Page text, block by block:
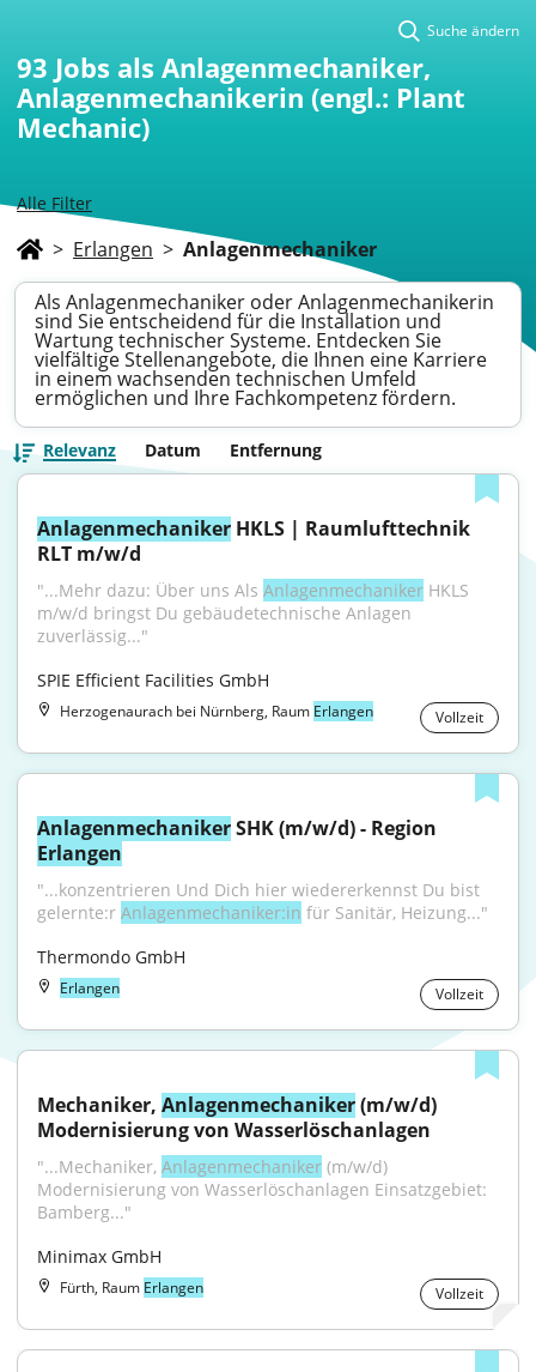
Alle Filter
Suche ändern
93 Jobs als Anlagenmechaniker,
Anlagenmechanikerin (engl.: Plant
Mechanic)
> Erlangen > Anlagenmechaniker
Als Anlagenmechaniker oder Anlagenmechanikerin
sind Sie entscheidend für die Installation und
Wartung technischer Systeme. Entdecken Sie
vielfältige Stellenangebote, die Ihnen eine Karriere
in einem wachsenden technischen Umfeld
ermöglichen und Ihre Fachkompetenz fördern.
Relevanz Datum Entfernung
Anlagenmechaniker HKLS | Raumlufttechnik
RLT m/w/d
"...Mehr dazu: Über uns Als Anlagenmechaniker HKLS
m/w/d bringst Du gebäudetechnische Anlagen
zuverlässig..."
SPIE Efficient Facilities GmbH
Herzogenaurach bei Nürnberg, Raum Erlangen Vollzeit
Anlagenmechaniker
Erlangen
"...konzentrieren Und Dich hier wiedererkennst Du bist
gelernte:r Anlagenmechaniker:in für Sanitär, Heizung..."
Thermondo GmbH
Erlangen Vollzeit
Mechaniker, Anlagenmechaniker (m/w/d)
Modernisierung von Wasserlöschanlagen
"...Mechaniker, Anlagenmechaniker (m/w/d)
Modernisierung von Wasserlöschanlagen Einsatzgebiet:
Bamberg..."
Minimax GmbH
Fürth, Raum Erlangen Vollzeit